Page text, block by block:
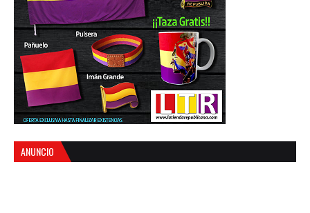
ANUNCIO